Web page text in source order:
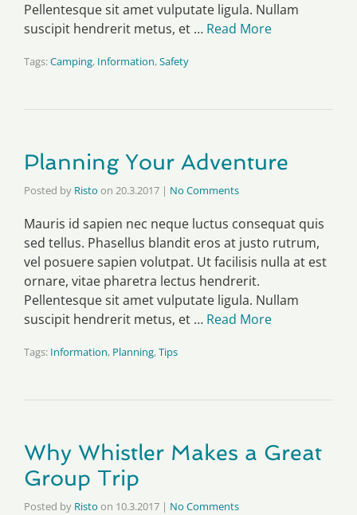
Pellentesque sit amet vulputate ligula. Nullam
suscipit hendrerit metus, et … Read More
Tags:Camping, Information,Safety
Planning Your Adventure
Posted by Risto on 20.3.2017 | No Comments
Mauris id sapien nec neque luctus consequat quis
sed tellus. Phasellus blandit eros at justo rutrum,
vel posuere sapien volutpat. Ut facilisis nulla at est
ornare, vitae pharetra lectus hendrerit.
Pellentesque sit amet vulputate ligula. Nullam
suscipit hendrerit metus, et … Read More
Tags: Information, Planning,Tips
Why Whistler Makes a Great
Group Trip
Posted by Risto on 10.3.2017 | No Comments